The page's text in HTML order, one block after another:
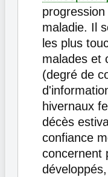
maladie. Il
les plus
malades et
(degré de
hivernaux
décès
confiance
concernent